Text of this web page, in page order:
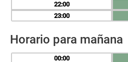
22
23
Horario para mañana
00